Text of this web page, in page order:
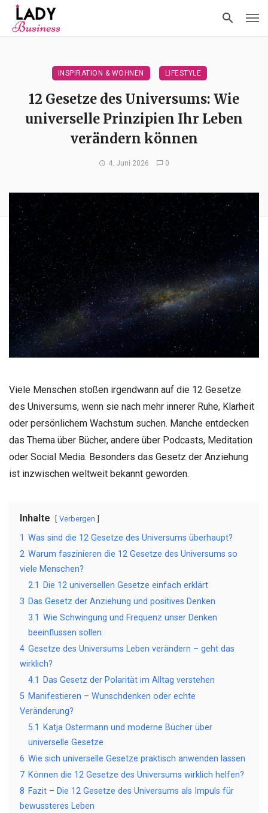
INSPIRATION & WOHNEN LIFESTYLE
12 Gesetze des Universums: Wie
universelle Prinzipien Ihr Leben
verändern können
4. Juni 2026 0
Viele Menschen stoßen irgendwann auf die 12 Gesetze
des Universums, wenn sie nach mehr innerer Ruhe, Klarheit
oder persönlichem Wachstum suchen. Manche entdecken
das Thema über Bücher, andere über Podcasts, Meditation
oder Social Media. Besonders das Gesetz der Anziehung
ist inzwischen weltweit bekannt geworden.
Inhalte Verbergen
1 Was sind die 12 Gesetze des Universums überhaupt?
2 Warum faszinieren die 12 Gesetze des Universums so
viele Menschen?
2.1
Die 12 universellen Gesetze einfach erklärt
3 Das Gesetz der Anziehung und positives Denken
3.1 Wie Schwingung und Frequenz unser Denken
beeinflussen sollen
4 Gesetze des Universums Leben verändern – geht das
wirklich?
4.1
Das Gesetz der Polarität im Alltag verstehen
5 Manifestieren – Wunschdenken oder echte
Veränderung?
5.1
Katja Ostermann und moderne Bücher über
universelle Gesetze
6 Wie sich universelle Gesetze praktisch anwenden lassen
7 Können die 12 Gesetze des Universums wirklich helfen?
8 Fazit – Die 12 Gesetze des Universums als Impuls für
bewussteres Leben